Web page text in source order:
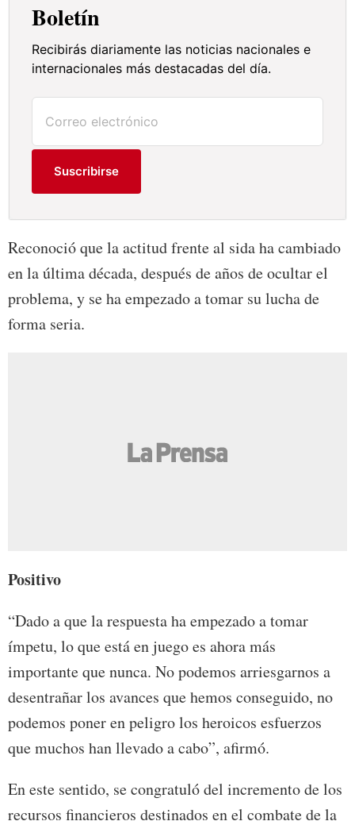
Boletín
Recibirás diariamente las noticias nacionales e
internacionales más destacadas del día.
Suscribirse
Reconoció que la actitud frente al sida ha cambiado
en la última década, después de años de ocultar el
problema, y se ha empezado a tomar su lucha de
forma seria.
Positivo
“Dado a que la respuesta ha empezado a tomar
ímpetu, lo que está en juego es ahora más
importante que nunca. No podemos arriesgarnos a
desentrañar los avances que hemos conseguido, no
podemos poner en peligro los heroicos esfuerzos
que muchos han llevado a cabo”, afirmó.
En este sentido, se congratuló del incremento de los
recursos financieros destinados en el combate de la